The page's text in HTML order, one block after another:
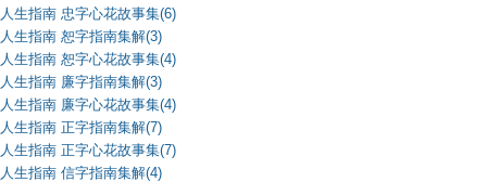
人生指南 忠字心花故事集(6)
人生指南 恕字指南集解(3)
人生指南 恕字心花故事集(4)
人生指南 廉字指南集解(3)
人生指南 廉字心花故事集(4)
人生指南 正字指南集解(7)
人生指南 正字心花故事集(7)
人生指南 信字指南集解(4)